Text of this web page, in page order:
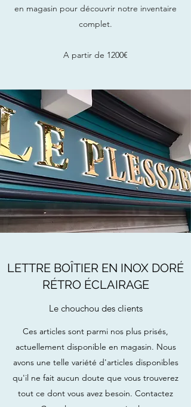
en magasin pour découvrir notre inventaire
complet.
A partir de 1200€
LETTRE BOÎTIER EN INOX DORÉ
RÉTRO ÉCLAIRAGE
Le chouchou des clients
Ces articles sont parmi nos plus prisés,
actuellement disponible en magasin. Nous
avons une telle variété d'articles disponibles
qu'il ne fait aucun doute que vous trouverez
tout ce dont vous avez besoin. Contactez